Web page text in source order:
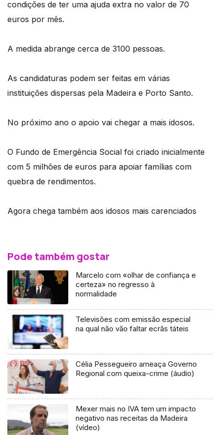
condições de ter uma ajuda extra no valor de 70
euros por mês.
A medida abrange cerca de 3100 pessoas.
As candidaturas podem ser feitas em várias
instituições dispersas pela Madeira e Porto Santo.
No próximo ano o apoio vai chegar a mais idosos.
O Fundo de Emergência Social foi criado inicialmente
com 5 milhões de euros para apoiar famílias com
quebra de rendimentos.
Agora chega também aos idosos mais carenciados
Pode também gostar
Marcelo com «olhar de confiança e
certeza» no regresso à
normalidade
Televisões com emissão especial
na qual não vão faltar ecrãs táteis
Célia Pessegueiro ameaça Governo
Regional com queixa-crime (áudio)
Mexer mais no IVA tem um impacto
negativo nas receitas da Madeira
(vídeo)